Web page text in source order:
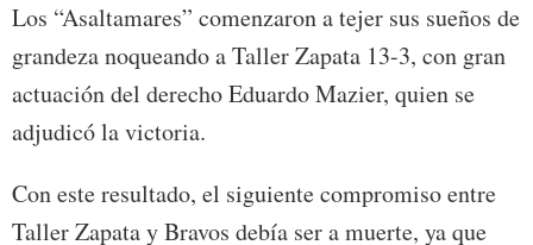
Los “Asaltamares” comenzaron a tejer sus sueños de
grandeza noqueando a Taller Zapata 13-3, con gran
actuación del derecho Eduardo Mazier, quien se
adjudicó la victoria.
Con este resultado, el siguiente compromiso entre
Taller Zapata y Bravos debía ser a muerte, ya que